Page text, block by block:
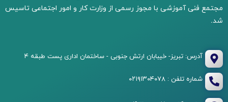
مجتمع فنی آموزشی با مجوز رسمی از وزارت کار و امور اجتماعی تاسیس
شد.
آدرس: تبریز- خیبابان ارتش جنوبی - ساختمان اداری پست طبقه ۴
شماره تلفن : ۰۲۱۹۱۳۰۴۰۷۸